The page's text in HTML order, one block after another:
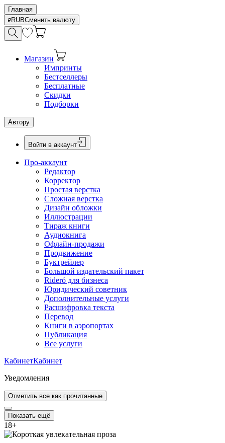
Главная
RUBСменить валюту
Магазин
Импринты
Бестселлеры
Бесплатные
Скидки
Подборки
Автору
Войти в аккаунт
Про-аккаунт
Редактор
Корректор
Простая верстка
Сложная верстка
Дизайн обложки
Иллюстрации
Тираж книги
Аудиокнига
Офлайн-продажи
Продвижение
Буктрейлер
Большой издательский пакет
Rideró для бизнеса
Юридический советник
Дополнительные услуги
Расшифровка текста
Перевод
Книги в аэропортах
Публикация
Все услуги
КабинетКабинет
Уведомления
Отметить все как прочитанные
Показать ещё
18+